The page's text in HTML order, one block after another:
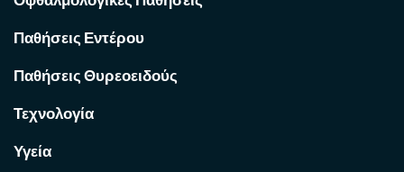
Παθήσεις Εντέρου
Παθήσεις Θυρεοειδούς
Τεχνολογία
Υγεία